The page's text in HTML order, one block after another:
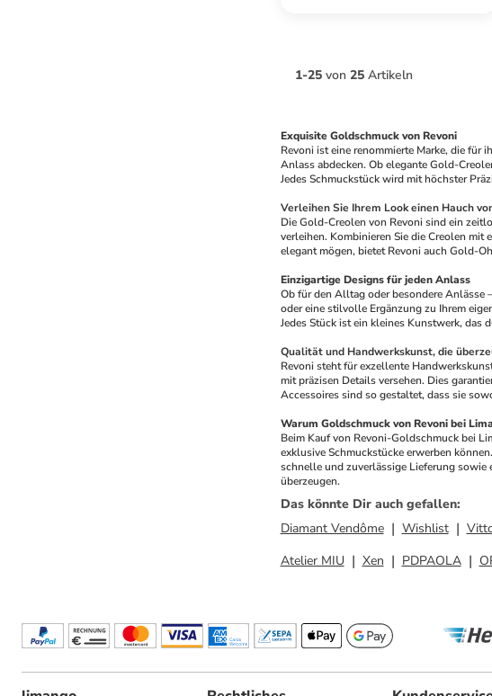
1-25 von 25 Artikeln
Exquisite Goldschmuck von Revoni
Revoni ist eine renommierte Marke, die für
Anlass abdecken. Ob elegante Gold-
Jedes Schmuckstück wird mit höchster
Verleihen Sie Ihrem Look einen Hauch
Die Gold-Creolen von Revoni sind ein
verleihen. Kombinieren Sie die Creolen mit
elegant mögen, bietet Revoni auch Gold-
Einzigartige Designs für jeden Anlass
Ob für den Alltag oder besondere Anlässe
oder eine stilvolle Ergänzung zu Ihrem
Jedes Stück ist ein kleines Kunstwerk, das
Qualität und Handwerkskunst, die
Revoni steht für exzellente
mit präzisen Details versehen. Dies
Accessoires sind so gestaltet, dass sie
Warum Goldschmuck von Revoni bei
Beim Kauf von Revoni-Goldschmuck bei
exklusive Schmuckstücke erwerben
schnelle und zuverlässige Lieferung sowie
überzeugen.
Das könnte Dir auch gefallen:
Diamant Vendôme
Wishlist
Atelier MIU
Xen PDPAOLA